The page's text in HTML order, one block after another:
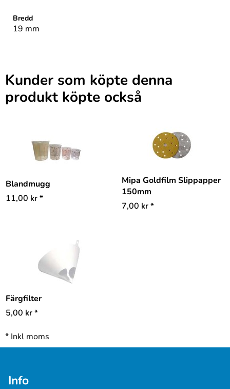
Bredd
19 mm
Kunder som köpte denna
produkt köpte också
Blandmugg
11,00 kr*
Mipa Goldfilm Slippapper
150mm
7,00 kr*
Färgfilter
5,00 kr*
* Inkl moms
Info